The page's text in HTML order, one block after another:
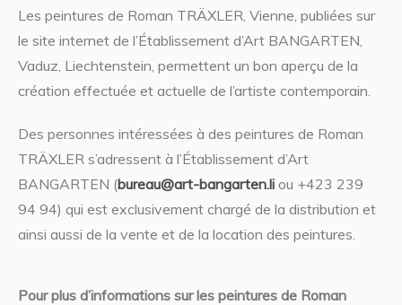
Les peintures de Roman TRÄXLER, Vienne, publiées sur
le site internet de l’Établissement d’Art BANGARTEN,
Vaduz, Liechtenstein, permettent un bon aperçu de la
création effectuée et actuelle de l’artiste contemporain.
Des personnes intéressées à des peintures de Roman
TRÄXLER s’adressent à l’Établissement d’Art
BANGARTEN (bureau@art-bangarten.liou +423 239
94 94) qui est exclusivement chargé de la distribution et
ainsi aussi de la vente et de la location des peintures.
Pour plus d’informations sur les peintures de Roman